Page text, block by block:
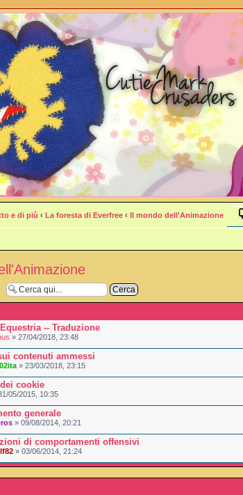
e di più ‹ La foresta di Everfree ‹ Il mondo dell'Animazione
-- Traduzione
» 27/04/2018, 23:48
contenuti ammessi
» 23/03/2018, 23:15
cookie
05/2015, 10:35
generale
» 09/08/2014, 20:21
di comportamenti offensivi
» 03/06/2014, 21:24